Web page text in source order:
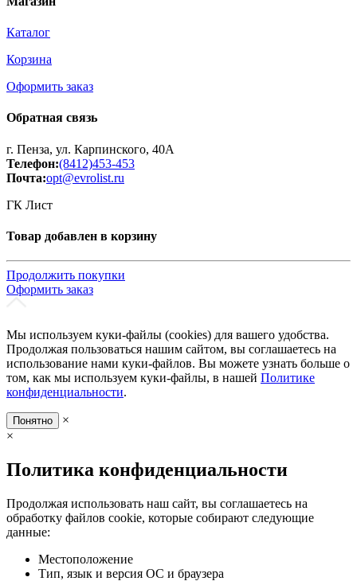
Каталог
Корзина
Оформить заказ
Обратная связь
г. Пенза, ул. Карпинского, 40А
Телефон:(8412)453-453
Почта:opt@evrolist.ru
ГК Лист
Товар добавлен в корзину
Продолжить покупки
Оформить заказ
Мы используем куки-файлы (cookies) для вашего удобства.
Продолжая пользоваться нашим сайтом, вы соглашаетесь на
использование нами куки-файлов. Вы можете узнать больше о
том, как мы используем куки-файлы, в нашей Политике
конфиденциальности.
Понятно
×
×
Политика конфиденциальности
Продолжая использовать наш сайт, вы соглашаетесь на
обработку файлов cookie, которые собирают следующие
данные:
Местоположение
Тип, язык и версия ОС и браузера